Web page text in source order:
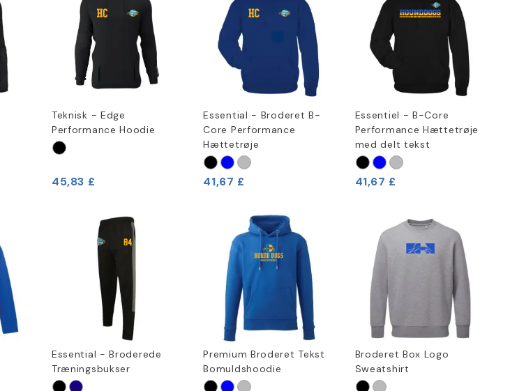
Teknisk - Edge
Performance Hoodie
45,83 £
Essential - Broderet B-
Core Performance
Hættetrøje
41,67 £
Essentiel - B-Core
Performance Hættetrøje
med delt tekst
41,67 £
Essential - Broderede
Træningsbukser
Premium Broderet Tekst
Bomuldshoodie
Broderet Box Logo
Sweatshirt